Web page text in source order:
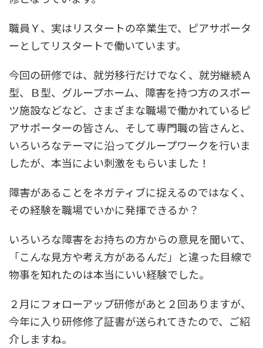
職員Ｙ、実はリスタートの卒業生で、ピアサポータ
ーとしてリスタートで働いています。
今回の研修では、就労移行だけでなく、就労継続Ａ
型、Ｂ型、グループホーム、障害を持つ方のスポー
ツ施設などなど、さまざまな職場で働かれているピ
アサポーターの皆さん、そして専門職の皆さんと、
いろいろなテーマに沿ってグループワークを行いま
したが、本当によい刺激をもらいました！
障害があることをネガティブに捉えるのではなく、
その経験を職場でいかに発揮できるか？
いろいろな障害をお持ちの方からの意見を聞いて、
「こんな見方や考え方があるんだ」と違った目線で
物事を知れたのは本当にいい経験でした。
２月にフォローアップ研修があと２回ありますが、
今年に入り研修修了証書が送られてきたので、ご紹
介しますね。